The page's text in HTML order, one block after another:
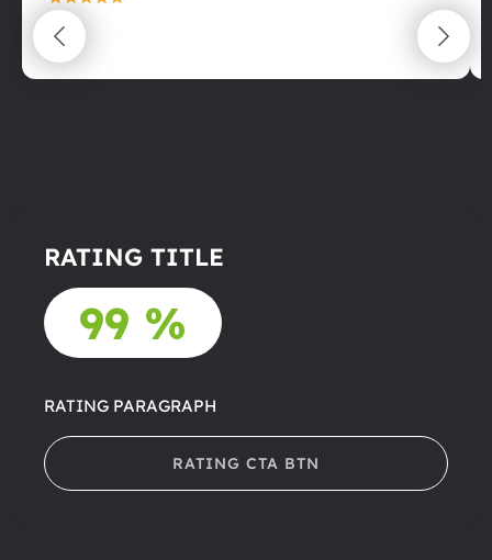
maximální spokojenost
22.06.2025
RATING TITLE
99 %
RATING PARAGRAPH
RATING CTA BTN